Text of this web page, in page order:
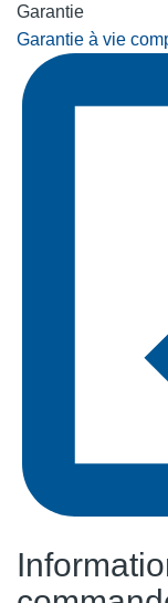
Garantie
Garantie à vie